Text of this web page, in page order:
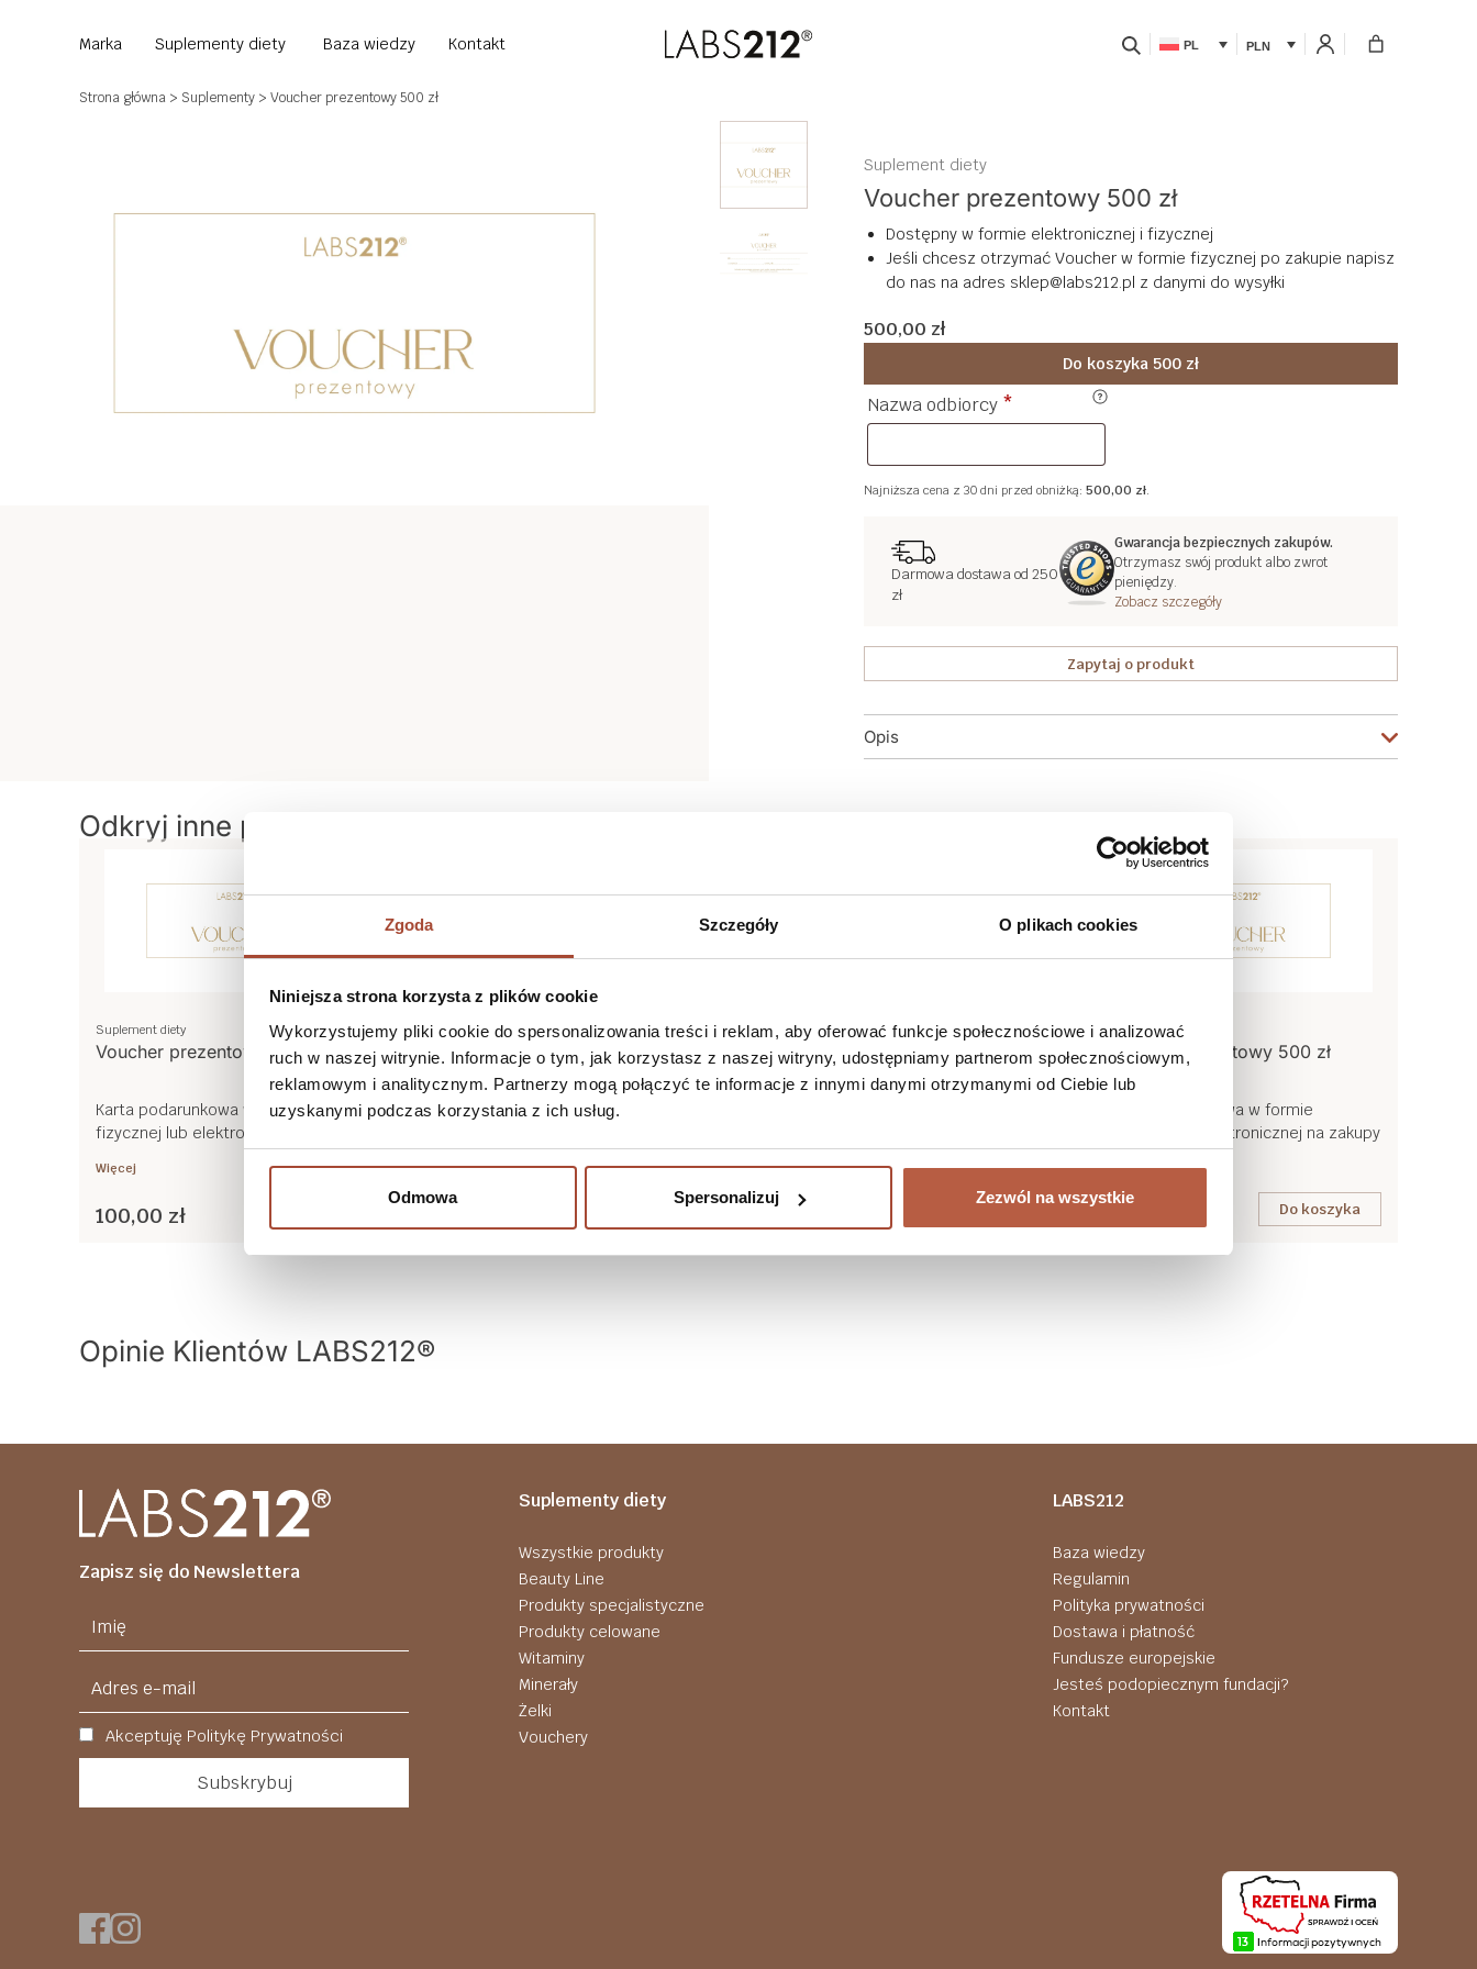
Zgoda Szczegóły O plikach cookies
Niniejsza strona korzysta z plików cookie
Wykorzystujemy pliki cookie do spersonalizowania treści i reklam, aby oferować funkcje społecznościowe i analizować
ruch w naszej witrynie. Informacje o tym, jak korzystasz z naszej witryny, udostępniamy partnerom społecznościowym,
reklamowym i analitycznym. Partnerzy mogą połączyć te informacje z innymi danymi otrzymanymi od Ciebie lub
uzyskanymi podczas korzystania z ich usług.
Odmowa Spersonalizuj Zezwól na wszystkie
Marka Suplementy diety Baza wiedzy Kontakt PL PLN
Strona główna > Suplementy > Voucher prezentowy 500 zł
Suplement diety
Voucher prezentowy 500 zł
Dostępny w formie elektronicznej i fizycznej
Jeśli chcesz otrzymać Voucher w formie fizycznej po zakupie napisz
do nas na adres sklep@labs212.pl z danymi do wysyłki
500,00 zł
Do koszyka 500 zł
Nazwa odbiorcy *
Najniższa cena z 30 dni przed obniżką: 500,00 zł.
Darmowa dostawa od 250
zł
Gwarancja bezpiecznych zakupów.
Otrzymasz swój produkt albo zwrot
pieniędzy.
Zobacz szczegóły
Zapytaj o produkt
Opis
Odkryj inne produkty LABS212®
Suplement diety
Voucher prezentowy 100 zł
Karta podarunkowa w formie
fizycznej lub elektronicznej na zakupy
w naszym sklepie internetowym.
Więcej
100,00 zł
Suplement diety
Voucher prezentowy 250 zł
Karta podarunkowa w formie
w naszym sklepie
Więcej
Do koszyka
Suplement diety
Voucher prezentowy 300 zł
w naszym sklepie internetowym.
Więcej
Do koszyka
Suplement diety
Voucher prezentowy 500 zł
Karta podarunkowa w formie
fizycznej lub elektronicznej na zakupy
w naszym sklepie internetowym.
Więcej
Do koszyka
Opinie Klientów LABS212®
Zapisz się do Newslettera
Akceptuję Politykę Prywatności
Suplementy diety
Wszystkie produkty
Beauty Line
Produkty specjalistyczne
Produkty celowane
Witaminy
Minerały
Żelki
Vouchery
LABS212
Baza wiedzy
Regulamin
Polityka prywatności
Dostawa i płatność
Fundusze europejskie
Jesteś podopiecznym fundacji?
Kontakt